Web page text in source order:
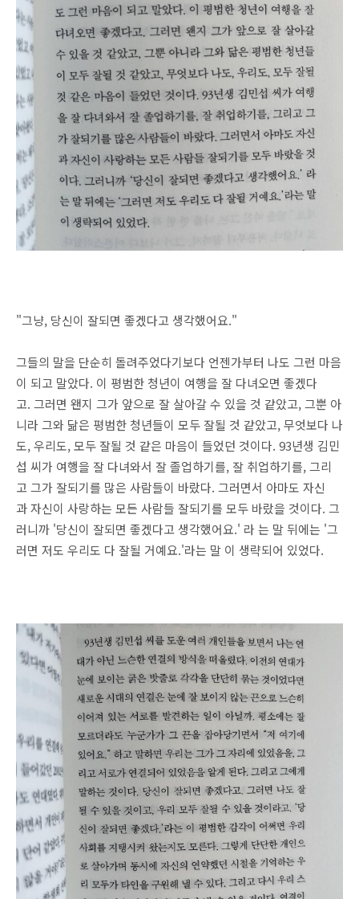
"그냥, 당신이 잘되면 좋겠다고 생각했어요."
그들의 말을 단순히 돌려주었다기보다 언젠가부터 나도 그런 마음
이 되고 말았다. 이 평범한 청년이 여행을 잘 다녀오면 좋겠다
고. 그러면 왠지 그가 앞으로 잘 살아갈 수 있을 것 같았고, 그뿐 아
니라 그와 닮은 평범한 청년들이 모두 잘될 것 같았고, 무엇보다 나
도, 우리도, 모두 잘될 것 같은 마음이 들었던 것이다. 93년생 김민
섭 씨가 여행을 잘 다녀와서 잘 졸업하기를, 잘 취업하기를, 그리
고 그가 잘되기를 많은 사람들이 바랐다. 그러면서 아마도 자신
과 자신이 사랑하는 모든 사람들 잘되기를 모두 바랐을 것이다. 그
러니까 '당신이 잘되면 좋겠다고 생각했어요.' 라 는 말 뒤에는 '그
러면 저도 우리도 다 잘될 거예요.'라는 말 이 생략되어 있었다.